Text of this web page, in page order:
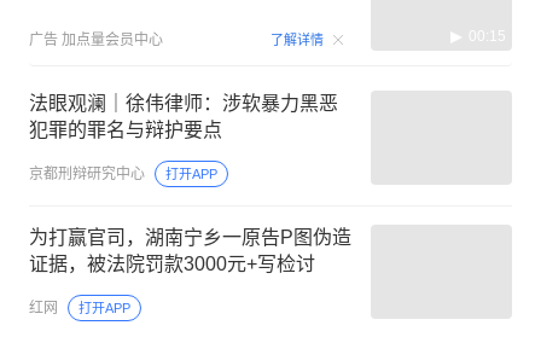
广告 加点量会员中心 了解详情 00:15
法眼观澜｜徐伟律师：涉软暴力黑恶
犯罪的罪名与辩护要点
京都刑辩研究中心 打开APP
为打赢官司，湖南宁乡一原告P图伪造
证据，被法院罚款3000元+写检讨
红网 打开APP